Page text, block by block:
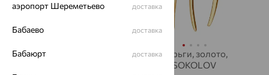
Серьги, золото,
Серьги, золото,
SOKOLOV
аэропорт Шереметьево доставка
Бабаево доставка
Бабаюрт доставка